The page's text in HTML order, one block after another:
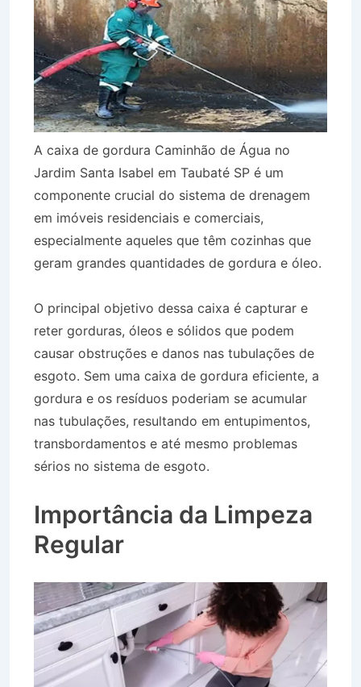
A caixa de gordura Caminhão de Água no
Jardim Santa Isabel em Taubaté SP é um
componente crucial do sistema de drenagem
em imóveis residenciais e comerciais,
especialmente aqueles que têm cozinhas que
geram grandes quantidades de gordura e óleo.
O principal objetivo dessa caixa é capturar e
reter gorduras, óleos e sólidos que podem
causar obstruções e danos nas tubulações de
esgoto. Sem uma caixa de gordura eficiente, a
gordura e os resíduos poderiam se acumular
nas tubulações, resultando em entupimentos,
transbordamentos e até mesmo problemas
sérios no sistema de esgoto.
Importância da Limpeza
Regular